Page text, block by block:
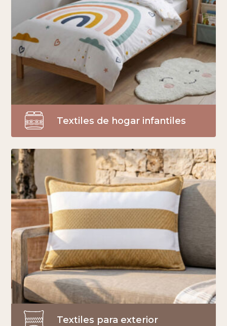
Textiles de hogar infantiles
Textiles para exterior